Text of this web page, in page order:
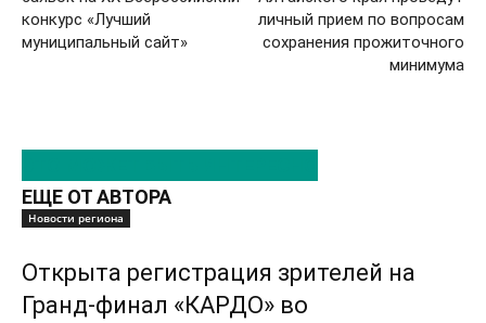
конкурс «Лучший
муниципальный сайт»
личный прием по вопросам
сохранения прожиточного
минимума
ЕЩЕ ОТ АВТОРА
Новости региона
Открыта регистрация зрителей на
Гранд-финал «КАРДО» во